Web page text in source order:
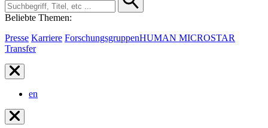
Beliebte Themen:
Presse Karriere ForschungsgruppenHUMAN MICROSTAR
Transfer
en